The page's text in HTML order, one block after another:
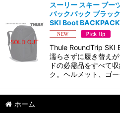
スーリー スキー ブー
バックパック ブラッ
SKI Boot
Thule RoundTrip SKI
濡らさずに履き替え
ドの必需品をすべて
ク。ヘルメット、ゴ
ホーム